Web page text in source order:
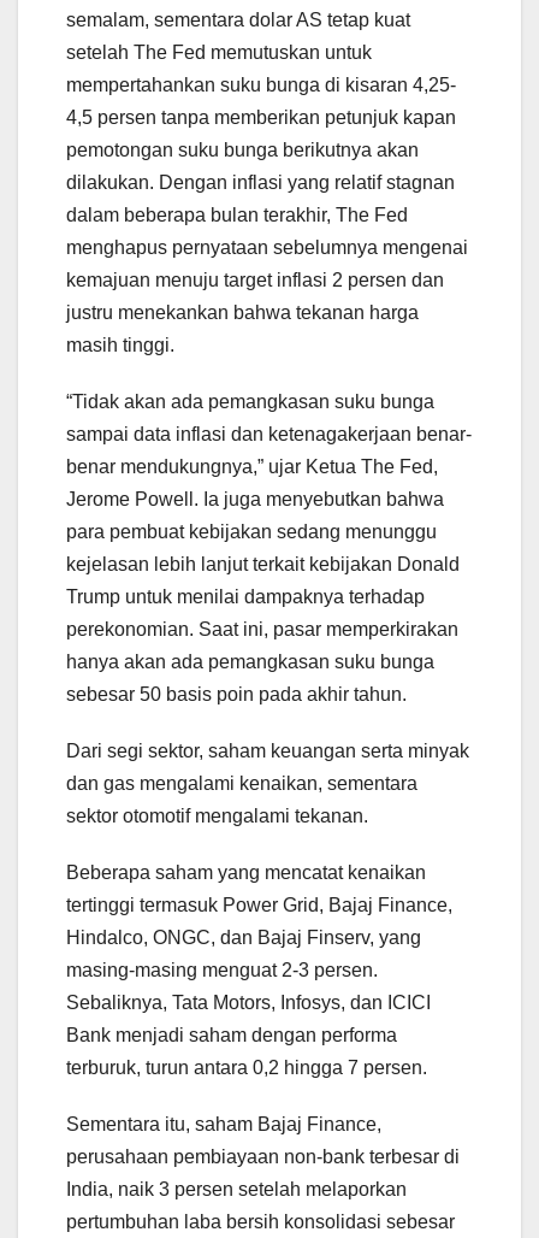
semalam, sementara dolar AS tetap kuat
setelah The Fed memutuskan untuk
mempertahankan suku bunga di kisaran 4,25-
4,5 persen tanpa memberikan petunjuk kapan
pemotongan suku bunga berikutnya akan
dilakukan. Dengan inflasi yang relatif stagnan
dalam beberapa bulan terakhir, The Fed
menghapus pernyataan sebelumnya mengenai
kemajuan menuju target inflasi 2 persen dan
justru menekankan bahwa tekanan harga
masih tinggi.
“Tidak akan ada pemangkasan suku bunga
sampai data inflasi dan ketenagakerjaan benar-
benar mendukungnya,” ujar Ketua The Fed,
Jerome Powell. Ia juga menyebutkan bahwa
para pembuat kebijakan sedang menunggu
kejelasan lebih lanjut terkait kebijakan Donald
Trump untuk menilai dampaknya terhadap
perekonomian. Saat ini, pasar memperkirakan
hanya akan ada pemangkasan suku bunga
sebesar 50 basis poin pada akhir tahun.
Dari segi sektor, saham keuangan serta minyak
dan gas mengalami kenaikan, sementara
sektor otomotif mengalami tekanan.
Beberapa saham yang mencatat kenaikan
tertinggi termasuk Power Grid, Bajaj Finance,
Hindalco, ONGC, dan Bajaj Finserv, yang
masing-masing menguat 2-3 persen.
Sebaliknya, Tata Motors, Infosys, dan ICICI
Bank menjadi saham dengan performa
terburuk, turun antara 0,2 hingga 7 persen.
Sementara itu, saham Bajaj Finance,
perusahaan pembiayaan non-bank terbesar di
India, naik 3 persen setelah melaporkan
pertumbuhan laba bersih konsolidasi sebesar